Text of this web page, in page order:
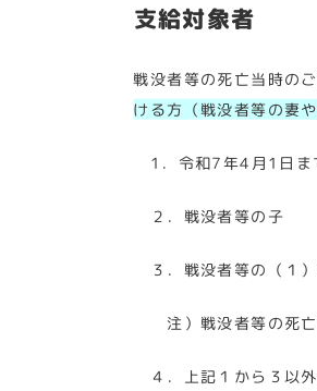
支給対象者
戦没者等の死亡当時の
ける方（戦没者等の妻
1．令和7年4月1日ま
２．戦没者等の子
３．戦没者等の（１
注）戦没者等の死亡
４．上記１から３以